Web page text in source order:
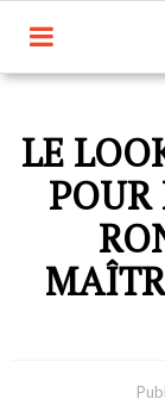
LE
POUR